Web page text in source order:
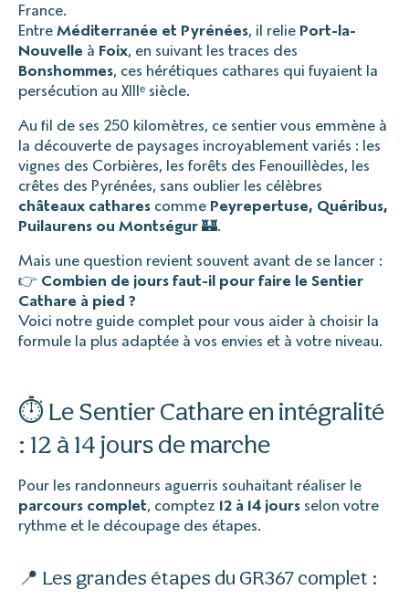
France.
Entre Méditerranée et Pyrénées, il relie Port-la-
Nouvelle à Foix, en suivant les traces des
Bonshommes, ces hérétiques cathares qui fuyaient la
persécution au XIIIᵉ siècle.
Au fil de ses 250 kilomètres, ce sentier vous emmène à
la découverte de paysages incroyablement variés : les
vignes des Corbières, les forêts des Fenouillèdes, les
crêtes des Pyrénées, sans oublier les célèbres
châteaux cathares comme Peyrepertuse, Quéribus,
Puilaurens ou Montségur 🏰.
Mais une question revient souvent avant de se lancer :
👉 Combien de jours faut-il pour faire le Sentier
Cathare à pied ?
Voici notre guide complet pour vous aider à choisir la
formule la plus adaptée à vos envies et à votre niveau.
⏱️ Le Sentier Cathare en intégralité
: 12 à 14 jours de marche
Pour les randonneurs aguerris souhaitant réaliser le
parcours complet, comptez 12 à 14 jours selon votre
rythme et le découpage des étapes.
📍 Les grandes étapes du GR367 complet :